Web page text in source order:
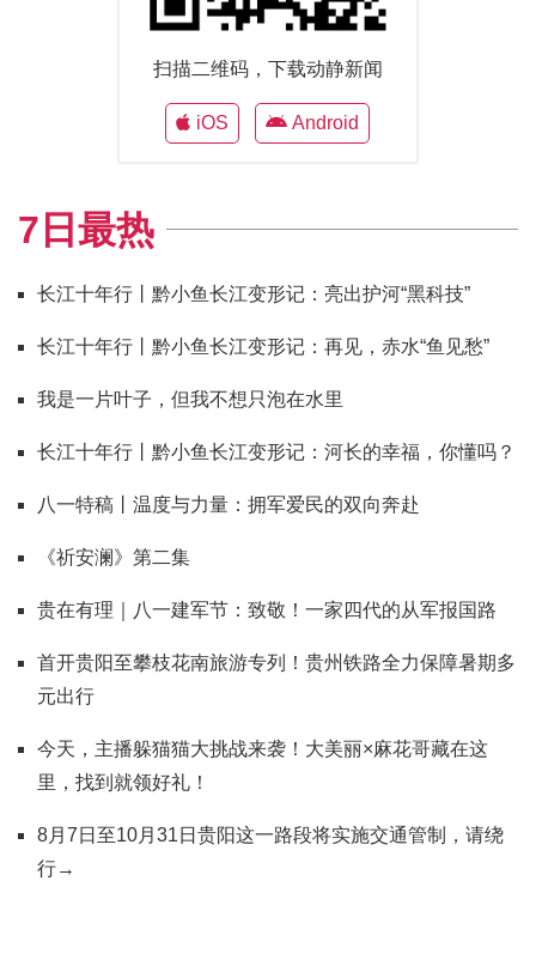
扫描二维码，下载动静新闻
iOS Android
7日最热
长江十年行丨黔小鱼长江变形记：亮出护河“黑科技”
长江十年行丨黔小鱼长江变形记：再见，赤水“鱼见愁”
我是一片叶子，但我不想只泡在水里
长江十年行丨黔小鱼长江变形记：河长的幸福，你懂吗？
八一特稿丨温度与力量：拥军爱民的双向奔赴
《祈安澜》第二集
贵在有理｜八一建军节：致敬！一家四代的从军报国路
首开贵阳至攀枝花南旅游专列！贵州铁路全力保障暑期多
元出行
今天，主播躲猫猫大挑战来袭！大美丽×麻花哥藏在这
里，找到就领好礼！
8月7日至10月31日贵阳这一路段将实施交通管制，请绕
行→